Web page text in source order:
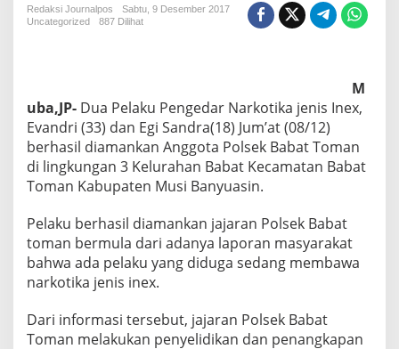
n
u
t
i
r
I
n
x
D
u
e
m
u
Redaksi Journalpos
Sabtu, 9 Desember 2017
Uncategorized
887 Dilihat
M
uba,JP- Dua Pelaku Pengedar Narkotika jenis Inex,
Evandri (33) dan Egi Sandra(18) Jum’at (08/12)
berhasil diamankan Anggota Polsek Babat Toman
di lingkungan 3 Kelurahan Babat Kecamatan Babat
Toman Kabupaten Musi Banyuasin.
Pelaku berhasil diamankan jajaran Polsek Babat
toman bermula dari adanya laporan masyarakat
bahwa ada pelaku yang diduga sedang membawa
narkotika jenis inex.
Dari informasi tersebut, jajaran Polsek Babat
Toman melakukan penyelidikan dan penangkapan